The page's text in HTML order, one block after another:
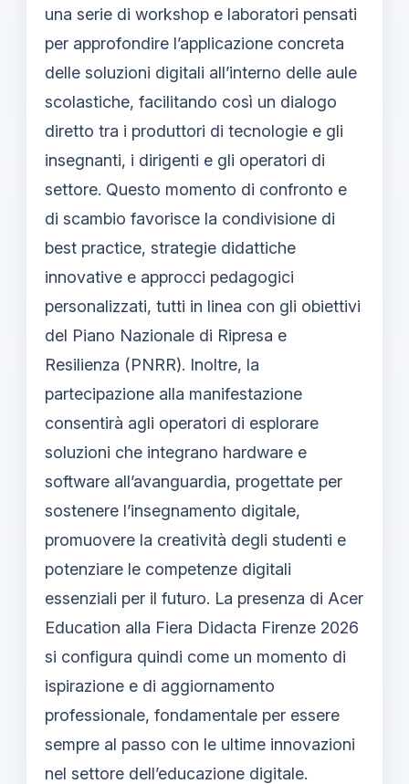
una serie di workshop e laboratori pensati
per approfondire l’applicazione concreta
delle soluzioni digitali all’interno delle aule
scolastiche, facilitando così un dialogo
diretto tra i produttori di tecnologie e gli
insegnanti, i dirigenti e gli operatori di
settore. Questo momento di confronto e
di scambio favorisce la condivisione di
best practice, strategie didattiche
innovative e approcci pedagogici
personalizzati, tutti in linea con gli obiettivi
del Piano Nazionale di Ripresa e
Resilienza (PNRR). Inoltre, la
partecipazione alla manifestazione
consentirà agli operatori di esplorare
soluzioni che integrano hardware e
software all’avanguardia, progettate per
sostenere l’insegnamento digitale,
promuovere la creatività degli studenti e
potenziare le competenze digitali
essenziali per il futuro. La presenza di Acer
Education alla Fiera Didacta Firenze 2026
si configura quindi come un momento di
ispirazione e di aggiornamento
professionale, fondamentale per essere
sempre al passo con le ultime innovazioni
nel settore dell’educazione digitale.